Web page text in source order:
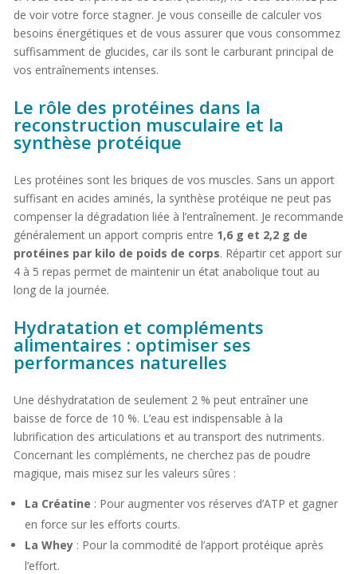
de voir votre force stagner. Je vous conseille de calculer vos
besoins énergétiques et de vous assurer que vous consommez
suffisamment de glucides, car ils sont le carburant principal de
vos entraînements intenses.
Le rôle des protéines dans la
reconstruction musculaire et la
synthèse protéique
Les protéines sont les briques de vos muscles. Sans un apport
suffisant en acides aminés, la synthèse protéique ne peut pas
compenser la dégradation liée à l’entraînement. Je recommande
généralement un apport compris entre 1,6 g et 2,2 g de
protéines par kilo de poids de corps. Répartir cet apport sur
4 à 5 repas permet de maintenir un état anabolique tout au
long de la journée.
Hydratation et compléments
alimentaires : optimiser ses
performances naturelles
Une déshydratation de seulement 2 % peut entraîner une
baisse de force de 10 %. L’eau est indispensable à la
lubrification des articulations et au transport des nutriments.
Concernant les compléments, ne cherchez pas de poudre
magique, mais misez sur les valeurs sûres :
La Créatine : Pour augmenter vos réserves d’ATP et gagner
en force sur les efforts courts.
La Whey: Pour la commodité de l’apport protéique après
l’effort.